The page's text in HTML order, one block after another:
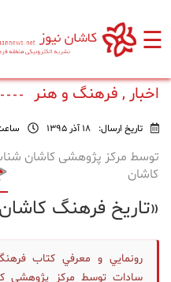
☰
اصلی
و
ورزشی
اخبار , فرهنگ و هنر
تاریخ ارسال: 18 آذر 1395
توسط مرکز پژوهشی کاشان
کاشان
«تاریخ فرهنگ
رونمايي و معرفي كتاب
سادات توسط مرکز پژوهشی